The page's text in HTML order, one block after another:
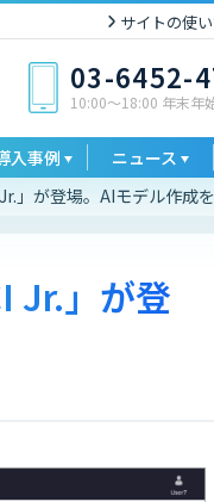
サイトの使
03-6452-
10:00〜18:00 年末年
入事例 ニュース
」が登場。AIモデル作成
Jr.」が登